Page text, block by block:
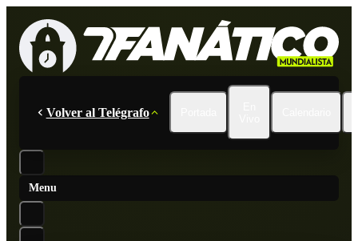
Volver al Telégrafo
Menu